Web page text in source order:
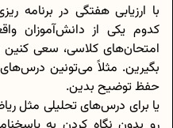
با ارزیابی هفتگی در
کدوم یکی از دانش‌آموزان
امتحان‌های کلاسی، سعی کنین
بگیرین. مثلاً می‌تونین
حفظ توضیح بدین.
یا برای درس‌های تحلیلی مثل